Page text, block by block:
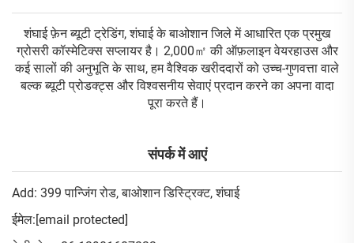
शंघाई फ़ेन ब्यूटी ट्रेडिंग, शंघाई के बाओशान जिले में आधारित एक प्रमुख
ग्रोसरी कॉस्मेटिक्स सप्लायर है। 2,000㎡ की ऑफ़लाइन वेयरहाउस और
कई सालों की अनुभूति के साथ, हम वैश्विक खरीददारों को उच्च-गुणवत्ता वाले
बल्क ब्यूटी प्रोडक्ट्स और विश्वसनीय सेवाएं प्रदान करने का अपना वादा
पूरा करते हैं।
संपर्क में आएं
Add: 399 पान्जिंग रोड, बाओशान डिस्ट्रिक्ट, शंघाई
ईमेल:[email protected]